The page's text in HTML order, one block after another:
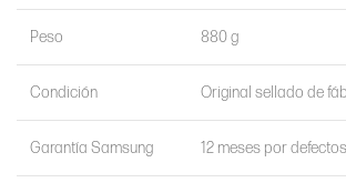
Peso 880 g
Condición Original sellado de
Garantía Samsung 12 meses por